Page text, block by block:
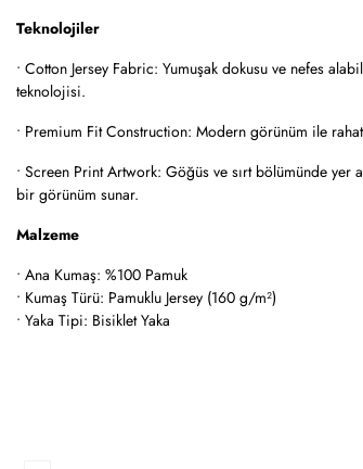
Teknolojiler
• Cotton Jersey Fabric: Yumuşak dokusu ve nefes
teknolojisi.
• Premium Fit Construction: Modern görünüm ile
• Screen Print Artwork: Göğüs ve sırt bölümünde
bir görünüm sunar.
Malzeme
• Ana Kumaş: %100 Pamuk
• Kumaş Türü: Pamuklu Jersey (160 g/m²)
• Yaka Tipi: Bisiklet Yaka